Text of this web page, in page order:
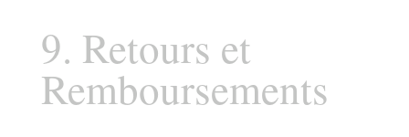
9. Retours et
Remboursements